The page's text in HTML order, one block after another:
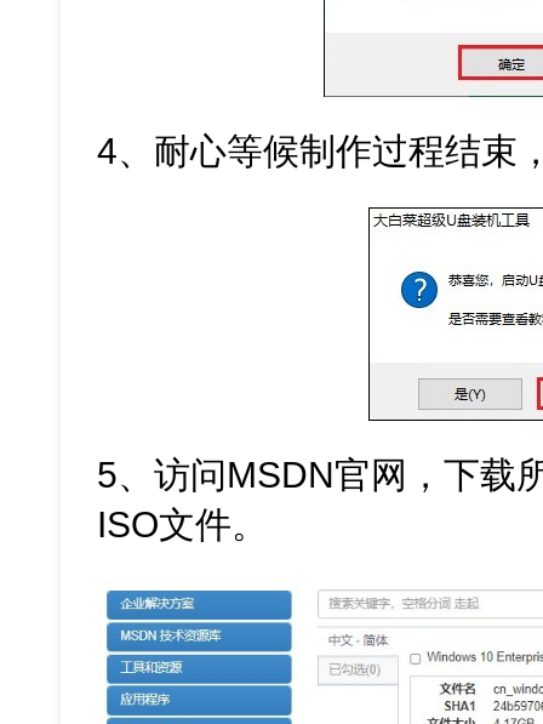
4、耐心等候制作过程结束
5、访问MSDN官网，下载
ISO文件。